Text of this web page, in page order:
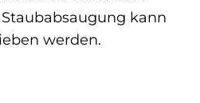
kann
werden.